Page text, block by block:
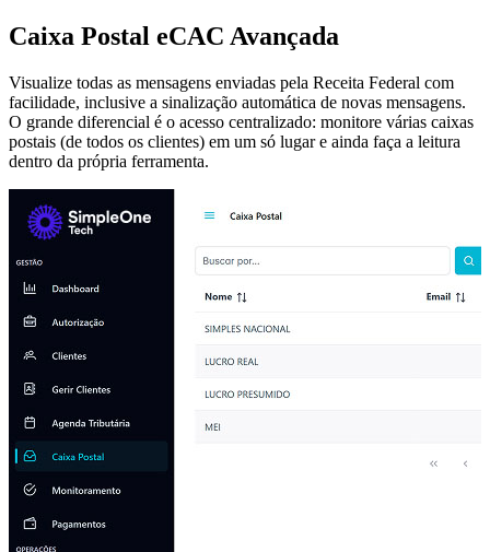
Caixa Postal eCAC Avançada
Visualize todas as mensagens enviadas pela Receita Federal com
facilidade, inclusive a sinalização automática de novas mensagens.
O grande diferencial é o acesso centralizado: monitore várias caixas
postais (de todos os clientes) em um só lugar e ainda faça a leitura
dentro da própria ferramenta.